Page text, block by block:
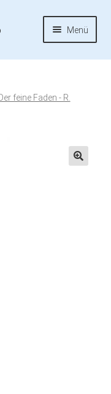
Menü
Der feine Faden - R.